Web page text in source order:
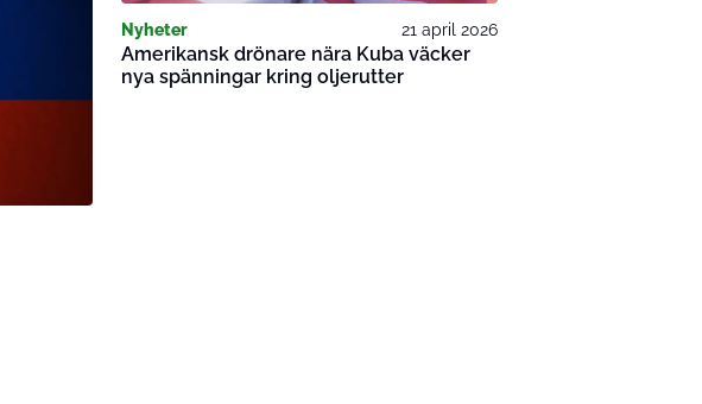
Nyheter 21 april 2026
Amerikansk drönare nära Kuba väcker
nya spänningar kring oljerutter